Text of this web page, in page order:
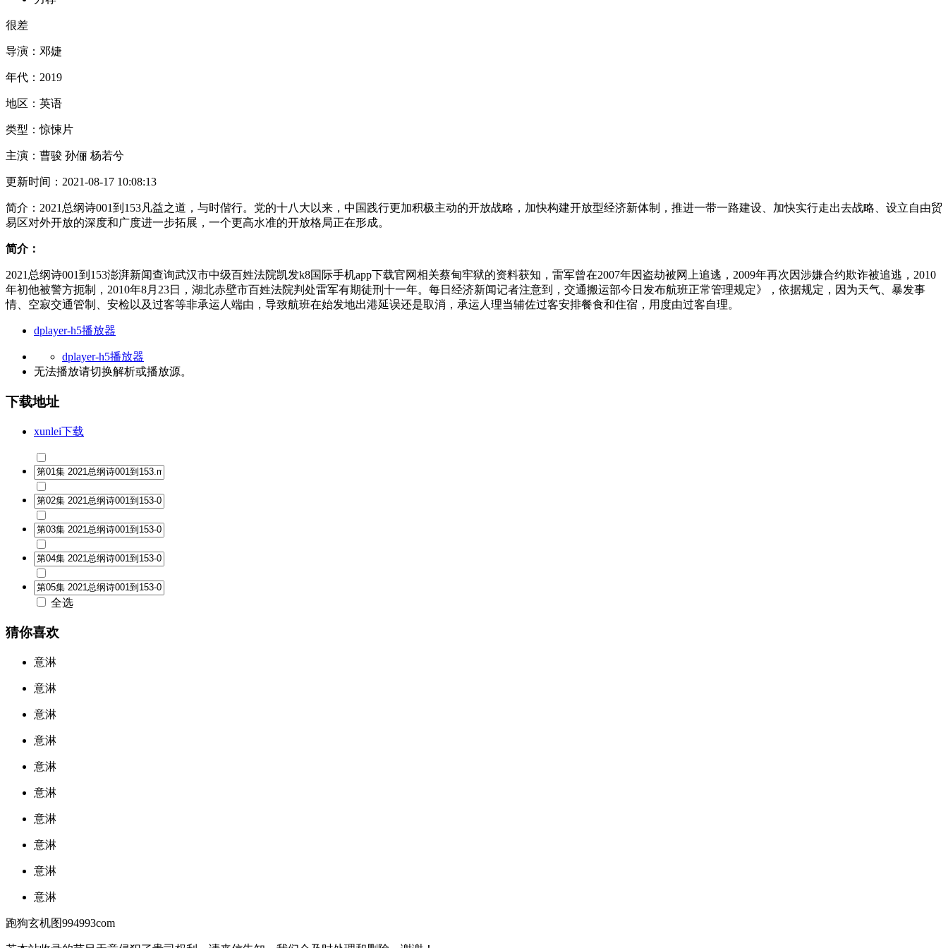
很差
导演： 邓婕
年代： 2019
地区： 英语
类型：惊悚片
主演： 曹骏 孙俪 杨若兮
更新时间： 2021-08-17 10:08:13
简介： 2021总纲诗001到153凡益之道，与时偕行。党的十八大以来，中国践行更加积极主动的开放战略，加快构建开放型经济新体制，推进一带一路建设、加快实行走出去战略、设立自由贸
易区对外开放的深度和广度进一步拓展，一个更高水准的开放格局正在形成。
简介：
2021总纲诗001到153澎湃新闻查询武汉市中级百姓法院凯发k8国际手机app下载官网相关蔡甸牢狱的资料获知，雷军曾在2007年因盗劫被网上追逃，2009年再次因涉嫌合约欺诈被追逃，2010
年初他被警方扼制，2010年8月23日，湖北赤壁市百姓法院判处雷军有期徒刑十一年。每日经济新闻记者注意到，交通搬运部今日发布航班正常管理规定》，依据规定，因为天气、暴发事
情、空寂交通管制、安检以及过客等非承运人端由，导致航班在始发地出港延误还是取消，承运人理当辅佐过客安排餐食和住宿，用度由过客自理。
dplayer-h5播放器
dplayer-h5播放器
无法播放请切换解析或播放源。
下载地址
xunlei下载
全选
猜你喜欢
意淋
意淋
意淋
意淋
意淋
意淋
意淋
意淋
意淋
意淋
跑狗玄机图994993com